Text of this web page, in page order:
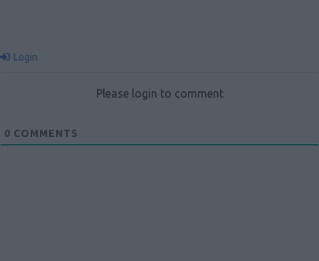
Login
Please login to comment
0 COMMENTS